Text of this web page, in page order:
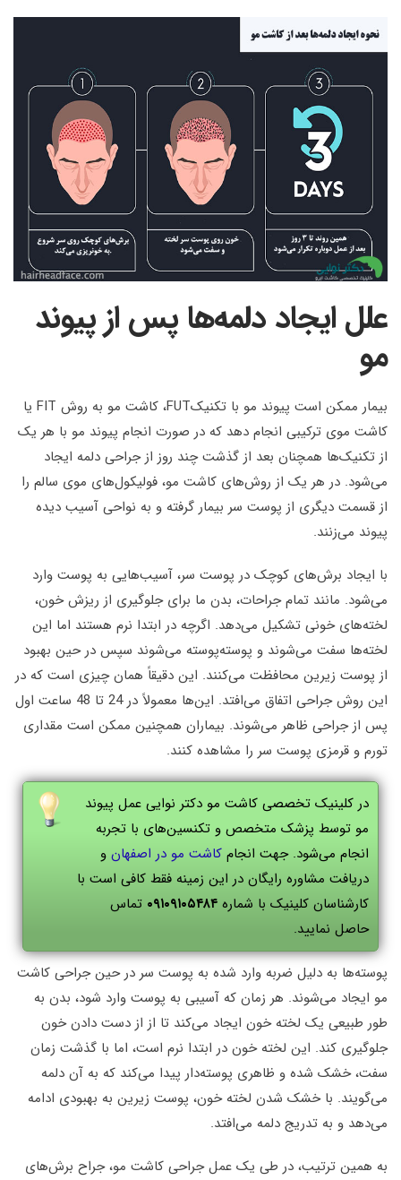
علل ایجاد دلمه‌ها پس از پیوند
مو
بیمار ممکن است پیوند مو با تکنیکFUT، کاشت مو به روش FIT یا
کاشت موی ترکیبی انجام دهد که در صورت انجام پیوند مو با هر یک
از تکنیک‌ها همچنان بعد از گذشت چند روز از جراحی دلمه ایجاد
می‌شود. در هر یک از روش‌های کاشت مو، فولیکول‌های موی سالم را
از قسمت دیگری از پوست سر بیمار گرفته و به نواحی آسیب دیده
پیوند می‌زنند.
با ایجاد برش‌های کوچک در پوست سر، آسیب‌هایی به پوست وارد
می‌شود. مانند تمام جراحات، بدن ما برای جلوگیری از ریزش خون،
لخته‌های خونی تشکیل می‌دهد. اگرچه در ابتدا نرم هستند اما این
لخته‌ها سفت می‌شوند و پوسته‌پوسته می‌شوند سپس در حین بهبود
از پوست زیرین محافظت می‌کنند. این دقیقاً همان چیزی است که در
این روش جراحی اتفاق می‌افتد. این‌ها معمولاً در 24 تا 48 ساعت اول
پس از جراحی ظاهر می‌شوند. بیماران همچنین ممکن است مقداری
تورم و قرمزی پوست سر را مشاهده کنند.
در کلینیک تخصصی کاشت مو دکتر نوایی عمل پیوند
مو توسط پزشک متخصص و تکنسین‌های با تجربه
انجام می‌شود. جهت انجام کاشت مو در اصفهان و
دریافت مشاوره رایگان در این زمینه فقط کافی است با
کارشناسان کلینیک با شماره ۰۹۱۰۹۱۰۵۴۸۴ تماس
حاصل نمایید.
پوسته‌ها به دلیل ضربه وارد شده به پوست سر در حین جراحی کاشت
مو ایجاد می‌شوند. هر زمان که آسیبی به پوست وارد شود، بدن به
طور طبیعی یک لخته خون ایجاد می‌کند تا از از دست دادن خون
جلوگیری کند. این لخته خون در ابتدا نرم است، اما با گذشت زمان
سفت، خشک شده و ظاهری پوسته‌دار پیدا می‌کند که به آن دلمه
می‌گویند. با خشک شدن لخته خون، پوست زیرین به بهبودی ادامه
می‌دهد و به تدریج دلمه می‌‎افتد.
به همین ترتیب، در طی یک عمل جراحی کاشت مو، جراح برش‌های